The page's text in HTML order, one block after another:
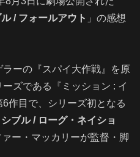
/ フォールアウト 」の感想
ーの『スパイ大作戦』を原
ズである『ミッション : イ
作目で、シリーズ初となる
ブル / ローグ・ネイショ
ー・マッカリーが監督・脚